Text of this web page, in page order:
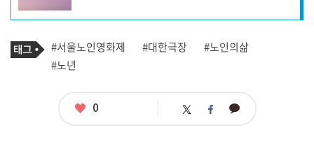
자
프
필 기
사
관
련
태
그
#서울노인영화제 #대한극장
#노인의삶
#노년
좋
0 트 페 카